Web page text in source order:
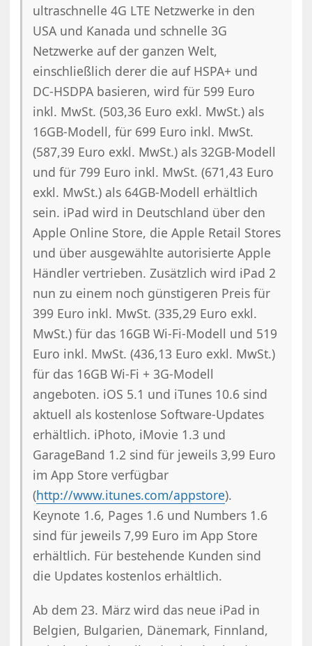
ultraschnelle 4G LTE Netzwerke in den
USA und Kanada und schnelle 3G
Netzwerke auf der ganzen Welt,
einschließlich derer die auf HSPA+ und
DC-HSDPA basieren, wird für 599 Euro
inkl. MwSt. (503,36 Euro exkl. MwSt.) als
16GB-Modell, für 699 Euro inkl. MwSt.
(587,39 Euro exkl. MwSt.) als 32GB-Modell
und für 799 Euro inkl. MwSt. (671,43 Euro
exkl. MwSt.) als 64GB-Modell erhältlich
sein. iPad wird in Deutschland über den
Apple Online Store, die Apple Retail Stores
und über ausgewählte autorisierte Apple
Händler vertrieben. Zusätzlich wird iPad 2
nun zu einem noch günstigeren Preis für
399 Euro inkl. MwSt. (335,29 Euro exkl.
MwSt.) für das 16GB Wi-Fi-Modell und 519
Euro inkl. MwSt. (436,13 Euro exkl. MwSt.)
für das 16GB Wi-Fi + 3G-Modell
angeboten. iOS 5.1 und iTunes 10.6 sind
aktuell als kostenlose Software-Updates
erhältlich. iPhoto, iMovie 1.3 und
GarageBand 1.2 sind für jeweils 3,99 Euro
im App Store verfügbar
(http://www.itunes.com/appstore).
Keynote 1.6, Pages 1.6 und Numbers 1.6
sind für jeweils 7,99 Euro im App Store
erhältlich. Für bestehende Kunden sind
die Updates kostenlos erhältlich.
Ab dem 23. März wird das neue iPad in
Belgien, Bulgarien, Dänemark, Finnland,